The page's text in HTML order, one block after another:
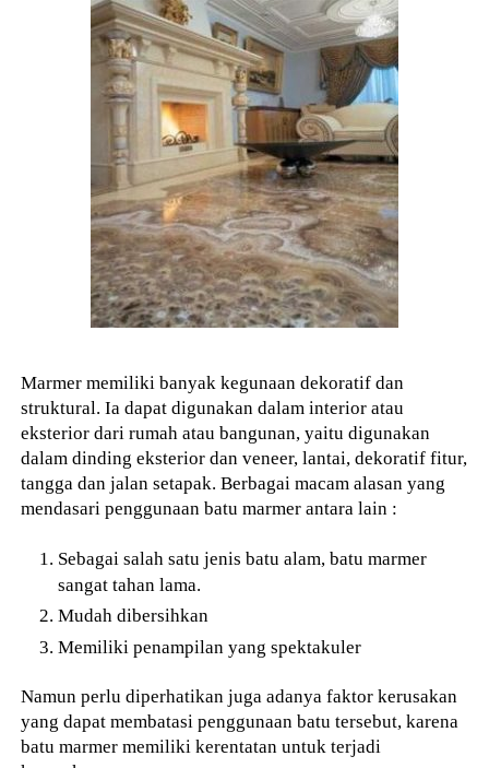
Marmer memiliki banyak kegunaan dekoratif dan
struktural. Ia dapat digunakan dalam interior atau
eksterior dari rumah atau bangunan, yaitu digunakan
dalam dinding eksterior dan veneer, lantai, dekoratif fitur,
tangga dan jalan setapak. Berbagai macam alasan yang
mendasari penggunaan batu marmer antara lain :
Sebagai salah satu jenis batu alam, batu marmer
sangat tahan lama.
Mudah dibersihkan
Memiliki penampilan yang spektakuler
Namun perlu diperhatikan juga adanya faktor kerusakan
yang dapat membatasi penggunaan batu tersebut, karena
batu marmer memiliki kerentatan untuk terjadi